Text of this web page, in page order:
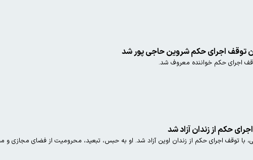
حکم شروین حاجی پور شد
اجرای حکم خواننده معروف شد.
حکم از زندان آزاد شد
با توقف اجرای حکم از زندان اوین آزاد شد. او به حبس، تبعید، محرومیت از فضای مجازی